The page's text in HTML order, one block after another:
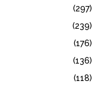
(297)
(239)
(176)
(136)
(118)